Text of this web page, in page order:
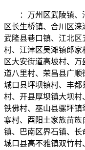
：万州区武陵镇、
区长生桥镇、合川区涞
武隆县巷口镇、江北
村、江津区吴滩镇郎家
区大安街道高坡村、
道八里村、荣昌县广顺
城口县坪坝镇村、丰
村、开县厚坝镇大坝
铁佛村、巫山县骡坪
寨村、酉阳土家族苗
镇、巴南区界石镇、长
城口县高不雅镇双竹